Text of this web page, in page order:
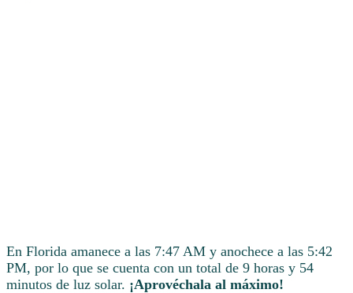
En Florida amanece a las 7:47 AM y anochece a las 5:42
PM, por lo que se cuenta con un total de 9 horas y 54
minutos de luz solar. ¡Aprovéchala al máximo!